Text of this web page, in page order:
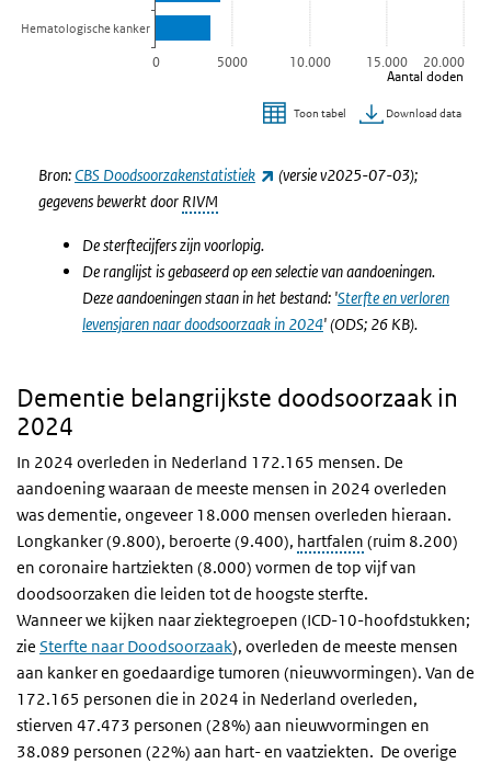
Aantal doden
0 5000 10.000 15.000 20.000
Hematologische kanker
Toon tabel Download data
Bron: CBS Doodsoorzakenstatistiek (externe link)
(versie v2025-07-03);
gegevens bewerkt door RIVM
De sterftecijfers zijn voorlopig.
De ranglijst is gebaseerd op een selectie van aandoeningen.
Deze aandoeningen staan in het bestand: 'Sterfte en verloren
levensjaren naar doodsoorzaak in 2024' (ODS; 26 KB).
Dementie belangrijkste doodsoorzaak in
2024
In 2024 overleden in Nederland 172.165 mensen. De
aandoening waaraan de meeste mensen in 2024 overleden
was dementie, ongeveer 18.000 mensen overleden hieraan.
Longkanker (9.800), beroerte (9.400), hartfalen (ruim 8.200)
en coronaire hartziekten (8.000) vormen de top vijf van
doodsoorzaken die leiden tot de hoogste sterfte.
Wanneer we kijken naar ziektegroepen (ICD-10-hoofdstukken;
zie Sterfte naar Doodsoorzaak), overleden de meeste mensen
aan kanker en goedaardige tumoren (nieuwvormingen). Van de
172.165 personen die in 2024 in Nederland overleden,
stierven 47.473 personen (28%) aan nieuwvormingen en
38.089 personen (22%) aan hart- en vaatziekten. De overige